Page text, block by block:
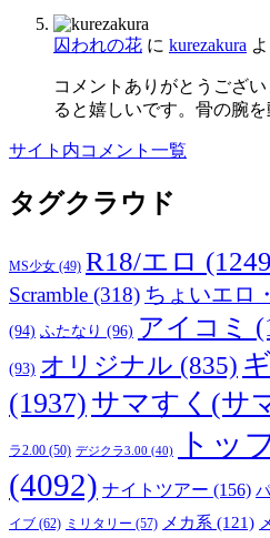
囚われの花 に kurezakura
コメントありがとうござ
ると嬉しいです。骨の腕
サイト内コメント一覧
タグクラウド
MS少女 (49) R18/エロ
Scramble (318) ちょいエロ
(94) ふたなり (96) アイコミ
(93) オリジナル (835)
(1937) サマすく(サ
ラ2.00 (50) デジクラ3.00 (40)
トッ
(4092) ナイトツアー (156)
イブ (62) ミリタリー (57) メカ系 (121)